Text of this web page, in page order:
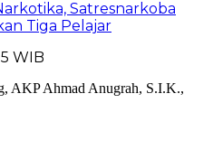
Satresnarkoba
Tiga Pelajar
WIB